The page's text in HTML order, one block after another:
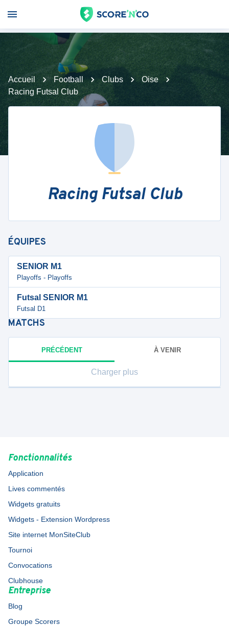
Accueil Football Clubs
Oise
Racing Futsal Club
Racing Futsal Club
ÉQUIPES
SENIOR M1
Playoffs - Playoffs
Futsal SENIOR M1
Futsal D1
MATCHS
PRÉCÉDENT À VENIR
Charger plus
Fonctionnalités
Application
Lives commentés
Widgets gratuits
Widgets - Extension Wordpress
Site internet MonSiteClub
Tournoi
Convocations
Clubhouse
Entreprise
Blog
Groupe Scorers